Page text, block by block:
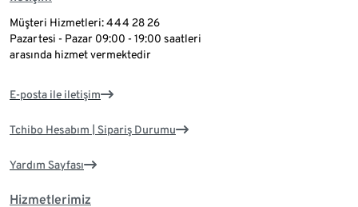
Müşteri Hizmetleri: 444 28 26
Pazartesi - Pazar 09:00 - 19:00 saatleri
arasında hizmet vermektedir
E-posta ile iletişim
Tchibo Hesabım | Sipariş Durumu
Yardım Sayfası
Hizmetlerimiz